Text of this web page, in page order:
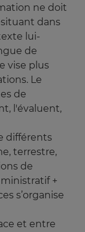
ne doit
dans
lui-
de
vise plus
Le
de
l'évaluent,
différents
terrestre,
de
+
s’organise
et entre